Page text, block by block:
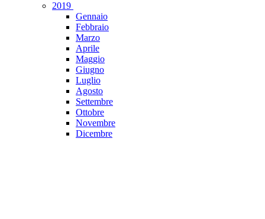
2019
Gennaio
Febbraio
Marzo
Aprile
Maggio
Giugno
Luglio
Agosto
Settembre
Ottobre
Novembre
Dicembre